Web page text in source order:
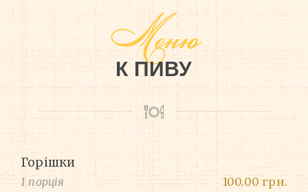
Меню
К ПИВУ
Горішки
1 порція 100.00 грн.